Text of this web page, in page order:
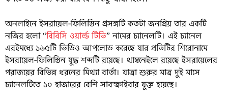
অনলাইনে ইসরায়েল-ফিলিস্তিন প্রসঙ্গটি কতটা জনপ্রিয় তার একটি
নজির হলো “বিবিসি ওয়ার্ল্ড টিভি” নামের চ্যানেলটি। এই চ্যানেল
এরইমধ্যে ১৬৫টি ভিডিও আপলোড করেছে যার প্রতিটির শিরোনামে
ইসরায়েল-ফিলিস্তিন যুদ্ধ শব্দটি রয়েছে। থাম্বনেইলে রয়েছে ইসরায়েলের
পরাজয়ের বিভিন্ন ধরনের মিথ্যা বার্তা। যাত্রা শুরুর মাত্র দুই মাসে
চ্যানেলটিতে ১০ হাজারের বেশি সাবস্ক্রাইবার যুক্ত হয়েছে।